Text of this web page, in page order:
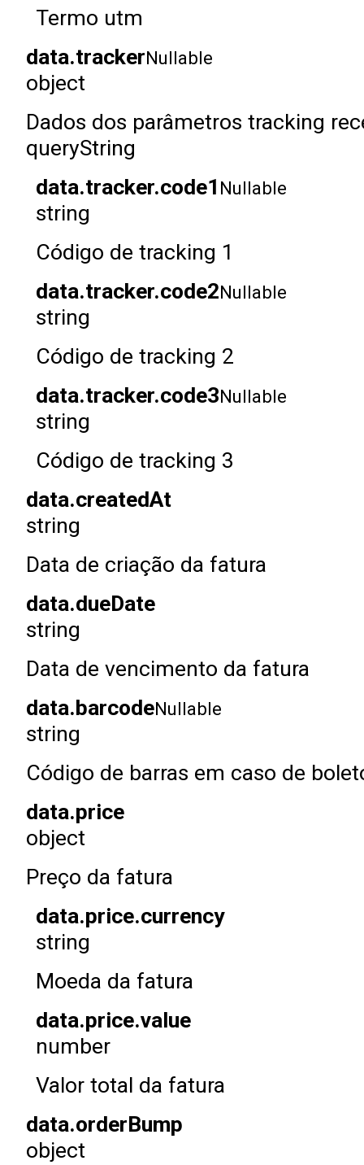
Termo utm
data.trackerNullable
object
Dados dos parâmetros tracking
queryString
data.tracker.code1 Nullable
string
Código de tracking 1
data.tracker.code2Nullable
string
Código de tracking 2
data.tracker.code3Nullable
string
Código de tracking 3
data.createdAt
string
Data de criação da fatura
data.dueDate
string
Data de vencimento da fatura
data.barcodeNullable
string
Código de barras em caso de
data.price
object
Preço da fatura
data.price.currency
string
Moeda da fatura
data.price.value
number
Valor total da fatura
data.orderBump
object